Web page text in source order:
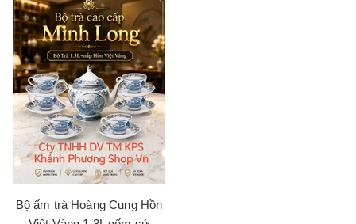
Bộ ấm trà Hoàng Cung Hồn